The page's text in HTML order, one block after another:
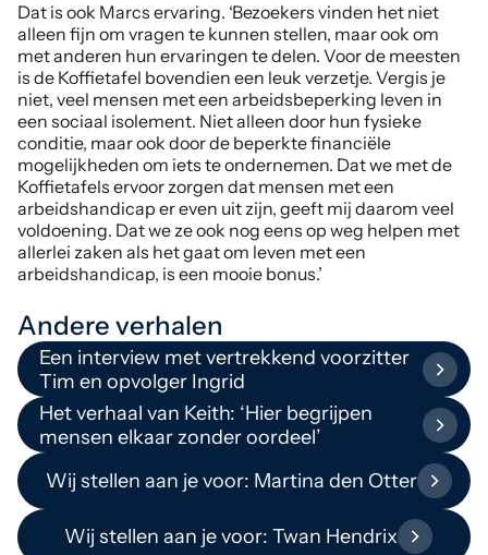
Dat is ook Marcs ervaring. ‘Bezoekers vinden het niet
alleen fijn om vragen te kunnen stellen, maar ook om
met anderen hun ervaringen te delen. Voor de meesten
is de Koffietafel bovendien een leuk verzetje. Vergis je
niet, veel mensen met een arbeidsbeperking leven in
een sociaal isolement. Niet alleen door hun fysieke
conditie, maar ook door de beperkte financiële
mogelijkheden om iets te ondernemen. Dat we met de
Koffietafels ervoor zorgen dat mensen met een
arbeidshandicap er even uit zijn, geeft mij daarom veel
voldoening. Dat we ze ook nog eens op weg helpen met
allerlei zaken als het gaat om leven met een
arbeidshandicap, is een mooie bonus.’
Andere verhalen
Een interview met vertrekkend voorzitter
Tim en opvolger Ingrid
Het verhaal van Keith: ‘Hier begrijpen
mensen elkaar zonder oordeel’
Wij stellen aan je voor: Martina den Otter
Wij stellen aan je voor: Twan Hendrix